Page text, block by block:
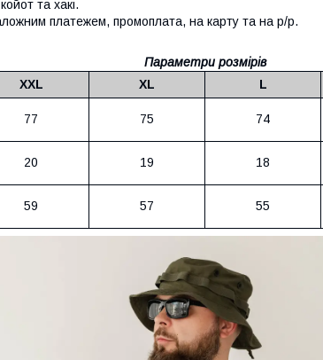
та хакі.
платежем, промоплата, на карту та на р/р.
Параметри розмірів
XXL
XL L
77 75 74
20 19 18
59 57 55